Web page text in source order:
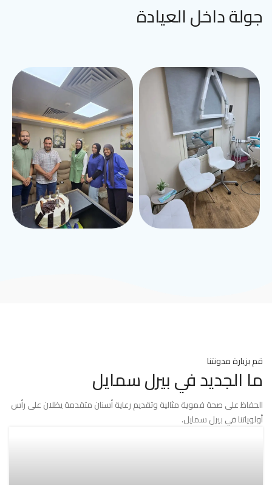
جولة داخل العيادة
قم بزيارة مدونتنا
ما الجديد في بيرل سمايل
الحفاظ على صحة فموية مثالية وتقديم رعاية أسنان متقدمة يظلان على رأس
أولوياتنا في بيرل سمايل.